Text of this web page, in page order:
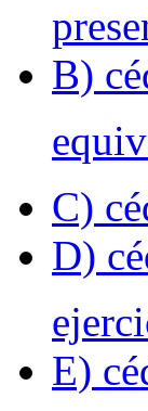
B)
C)
D)
E)